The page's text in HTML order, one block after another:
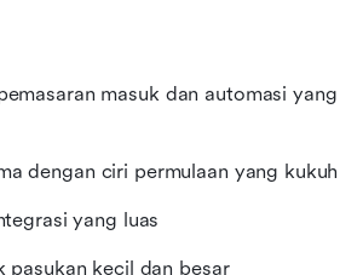
masuk dan automasi yang
dengan ciri permulaan yang kukuh
yang luas
pasukan kecil dan besar